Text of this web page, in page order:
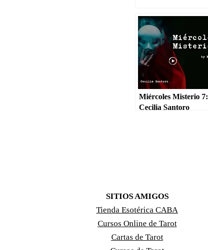
Miércoles Misterio 7:
Cecilia Santoro
SITIOS AMIGOS
Tienda Esotérica CABA
Cursos Online de Tarot
Cartas de Tarot